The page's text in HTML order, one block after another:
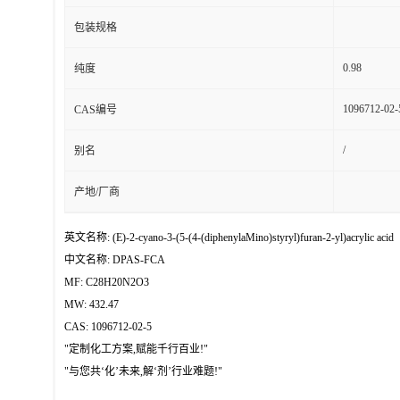
包装规格
纯度 0.98
CAS编号 1096712-02-
别名 /
产地/厂商
英文名称: (E)-2-cyano-3-(5-(4-(diphenylaMino)styryl)furan-2-yl)acrylic acid
中文名称: DPAS-FCA
MF: C28H20N2O3
MW: 432.47
CAS: 1096712-02-5
"定制化工方案,赋能千行百业!"
"与您共‘化’未来,解‘剂’行业难题!"